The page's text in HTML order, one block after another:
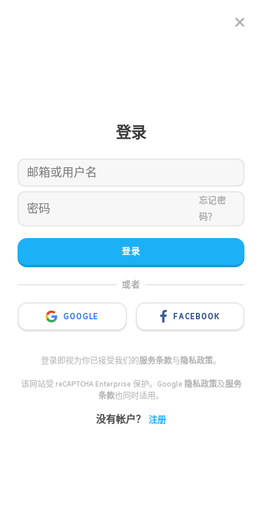
登录
忘记密
码？
登录
或者
GOOGLE FACEBOOK
登录即视为你已接受我们的服务条款与隐私政策。
该网站受 reCAPTCHA Enterprise 保护。Google 隐私政策及服务
条款也同时适用。
没有帐户？ 注册